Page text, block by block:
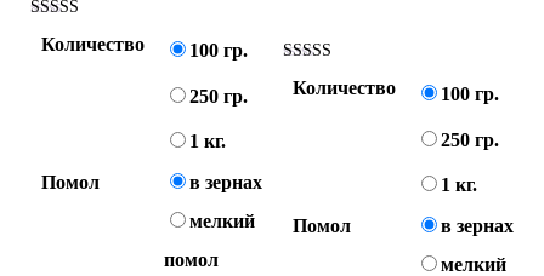
5.00
Количество 100 гр.
250 гр.
1 кг.
Помол
в зернах
мелкий
4.50
Количество 100 гр.
250 гр.
1 кг.
Помол
в зернах
мелкий
помол